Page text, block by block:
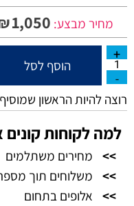
מחיר מבצע: 1,050
הוסף לסל
רוצה להיות הראשון
למה לקוחות קונים
>>
מחירים משתלמים
>>
משלוחים תוך
>>
אלופים בתחום